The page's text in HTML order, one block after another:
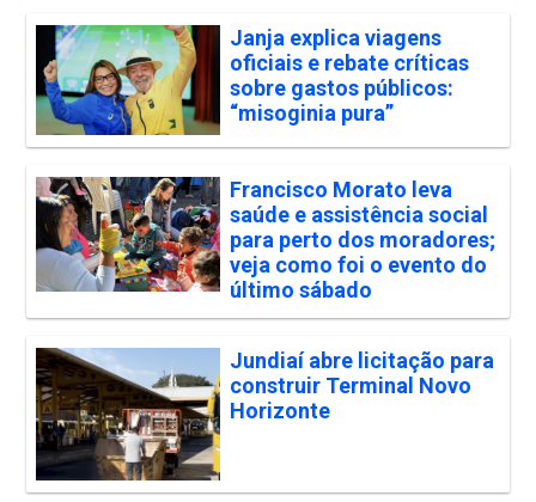
Janja explica viagens
oficiais e rebate críticas
sobre gastos públicos:
“misoginia pura”
Francisco Morato leva
saúde e assistência social
para perto dos moradores;
veja como foi o evento do
último sábado
Jundiaí abre licitação para
construir Terminal Novo
Horizonte